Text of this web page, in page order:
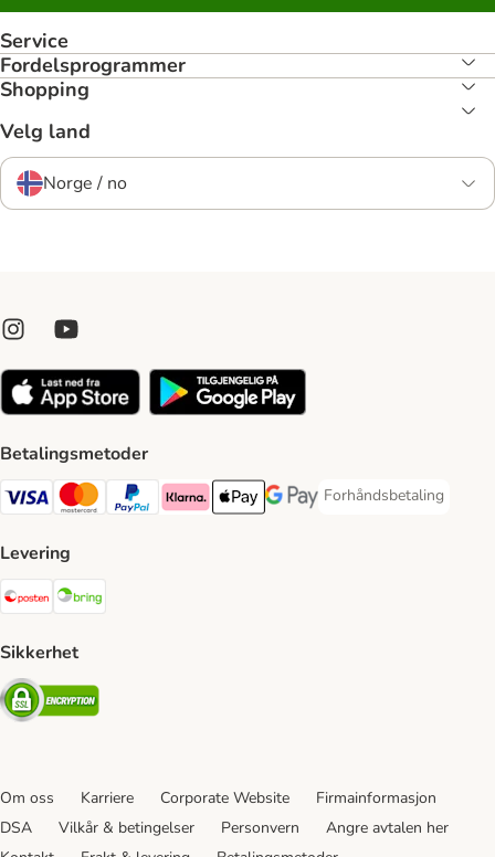
Service
Fordelsprogrammer
Shopping
Velg land
Norge / no
Betalingsmetoder
Visa Payment Method
Mastercard Payment Method
PayPal Payment Method
Klarna Payment Method
Apple Pay Payment Method
Google Pay Payment Method
Forhåndsbetaling
Forhåndsbetaling
Levering
Posten Shipping Method
Sikkerhet
Security
Om oss Karriere Corporate Website
Firmainformasjon
DSA
Vilkår & betingelser Personvern
Angre avtalen her